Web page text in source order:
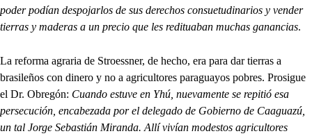
poder podían despojarlos de sus derechos consuetudinarios y vender
tierras y maderas a un precio que les redituaban muchas ganancias.
La reforma agraria de Stroessner, de hecho, era para dar tierras a
brasileños con dinero y no a agricultores paraguayos pobres. Prosigue
el Dr. Obregón: Cuando estuve en Yhú, nuevamente se repitió esa
persecución, encabezada por el delegado de Gobierno de Caaguazú,
un tal Jorge Sebastián Miranda. Allí vivían modestos agricultores